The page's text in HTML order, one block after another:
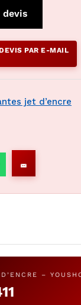
devis
PAR E-MAIL
jet d’encre
–